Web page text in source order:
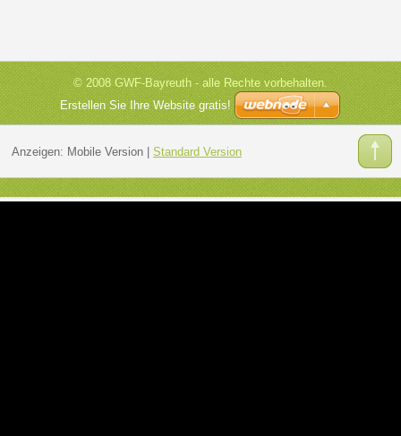
© 2008 GWF-Bayreuth - alle Rechte vorbehalten.
Erstellen Sie Ihre Website gratis!
Anzeigen: Mobile Version| Standard Version